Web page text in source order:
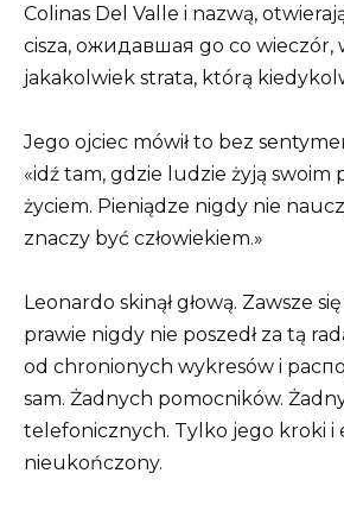
Colinas Del Valle i nazwą,
cisza, ожидавшая go co wieczór,
jakakolwiek strata, którą
Jego ojciec mówił to bez
«idź tam, gdzie ludzie żyją swoim
życiem. Pieniądze nigdy nie
znaczy być człowiekiem.»
Leonardo skinął głową. Zawsze
prawie nigdy nie poszedł za tą
od chronionych wykresów i
sam. Żadnych pomocników.
telefonicznych. Tylko jego kroki i
nieukończony.